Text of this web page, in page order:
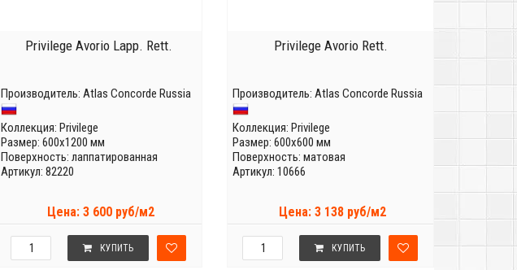
Privilege Avorio Lapp. Rett.
Производитель: Atlas Concorde Russia
Коллекция: Privilege
Размер: 600x1200 мм
Поверхность: лаппатированная
Артикул: 82220
Цена: 3 600 руб/м2
КУПИТЬ
Privilege Avorio Rett.
Производитель: Atlas Concorde Russia
Коллекция: Privilege
Размер: 600x600 мм
Поверхность: матовая
Артикул: 10666
Цена: 3 138 руб/м2
КУПИТЬ